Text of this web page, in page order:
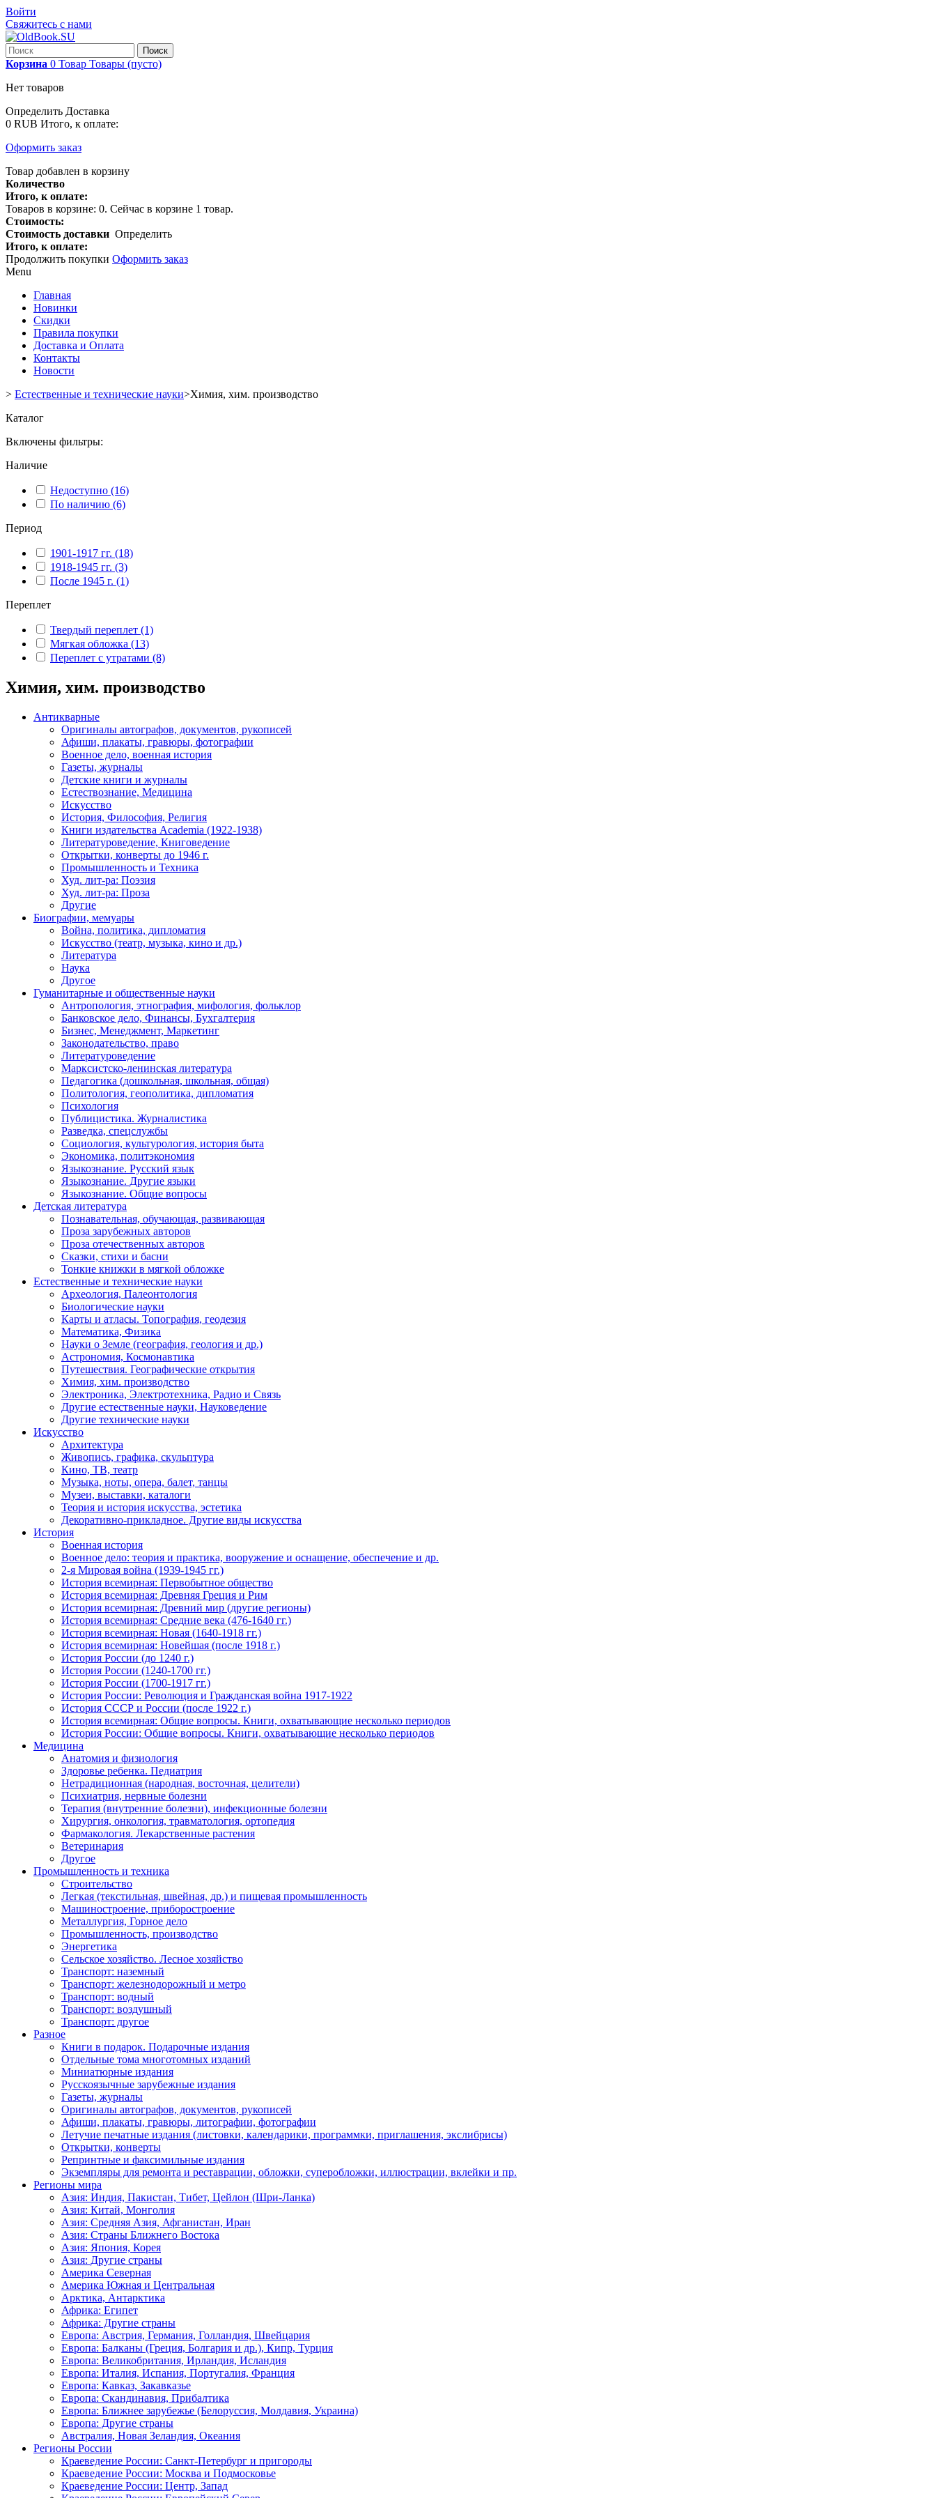
Войти
Свяжитесь с нами
Поиск
Корзина 0 Товар Товары (пусто)
Нет товаров
Определить Доставка
0 RUB Итого, к оплате:
Оформить заказ
Товар добавлен в корзину
Количество
Итого, к оплате:
Товаров в корзине: 0. Сейчас в корзине 1 товар.
Стоимость:
Стоимость доставки Определить
Итого, к оплате:
Продолжить покупки Оформить заказ
Menu
Главная
Новинки
Скидки
Правила покупки
Доставка и Оплата
Контакты
Новости
> Естественные и технические науки>Химия, хим. производство
Каталог
Включены фильтры:
Наличие
Недоступно (16)
По наличию (6)
Период
1901-1917 гг. (18)
1918-1945 гг. (3)
После 1945 г. (1)
Переплет
Твердый переплет (1)
Мягкая обложка (13)
Переплет с утратами (8)
Химия, хим. производство
Антикварные
Оригиналы автографов, документов, рукописей
Афиши, плакаты, гравюры, фотографии
Военное дело, военная история
Газеты, журналы
Детские книги и журналы
Естествознание, Медицина
Искусство
История, Философия, Религия
Книги издательства Academia (1922-1938)
Литературоведение, Книговедение
Открытки, конверты до 1946 г.
Промышленность и Техника
Худ. лит-ра: Поэзия
Худ. лит-ра: Проза
Другие
Биографии, мемуары
Война, политика, дипломатия
Искусство (театр, музыка, кино и др.)
Литература
Наука
Другое
Гуманитарные и общественные науки
Антропология, этнография, мифология, фольклор
Банковское дело, Финансы, Бухгалтерия
Бизнес, Менеджмент, Маркетинг
Законодательство, право
Литературоведение
Марксистско-ленинская литература
Педагогика (дошкольная, школьная, общая)
Политология, геополитика, дипломатия
Психология
Публицистика. Журналистика
Разведка, спецслужбы
Социология, культурология, история быта
Экономика, политэкономия
Языкознание. Русский язык
Языкознание. Другие языки
Языкознание. Общие вопросы
Детская литература
Познавательная, обучающая, развивающая
Проза зарубежных авторов
Проза отечественных авторов
Сказки, стихи и басни
Тонкие книжки в мягкой обложке
Естественные и технические науки
Археология, Палеонтология
Биологические науки
Карты и атласы. Топография, геодезия
Математика, Физика
Науки о Земле (география, геология и др.)
Астрономия, Космонавтика
Путешествия. Географические открытия
Химия, хим. производство
Электроника, Электротехника, Радио и Связь
Другие естественные науки, Науковедение
Другие технические науки
Искусство
Архитектура
Живопись, графика, скульптура
Кино, ТВ, театр
Музыка, ноты, опера, балет, танцы
Музеи, выставки, каталоги
Теория и история искусства, эстетика
Декоративно-прикладное. Другие виды искусства
История
Военная история
Военное дело: теория и практика, вооружение и оснащение, обеспечение и др.
2-я Мировая война (1939-1945 гг.)
История всемирная: Первобытное общество
История всемирная: Древняя Греция и Рим
История всемирная: Древний мир (другие регионы)
История всемирная: Средние века (476-1640 гг.)
История всемирная: Новая (1640-1918 гг.)
История всемирная: Новейшая (после 1918 г.)
История России (до 1240 г.)
История России (1240-1700 гг.)
История России (1700-1917 гг.)
История России: Революция и Гражданская война 1917-1922
История СССР и России (после 1922 г.)
История всемирная: Общие вопросы. Книги, охватывающие несколько периодов
История России: Общие вопросы. Книги, охватывающие несколько периодов
Медицина
Анатомия и физиология
Здоровье ребенка. Педиатрия
Нетрадиционная (народная, восточная, целители)
Психиатрия, нервные болезни
Терапия (внутренние болезни), инфекционные болезни
Хирургия, онкология, травматология, ортопедия
Фармакология. Лекарственные растения
Ветеринария
Другое
Промышленность и техника
Строительство
Легкая (текстильная, швейная, др.) и пищевая промышленность
Машиностроение, приборостроение
Металлургия, Горное дело
Промышленность, производство
Энергетика
Сельское хозяйство. Лесное хозяйство
Транспорт: наземный
Транспорт: железнодорожный и метро
Транспорт: водный
Транспорт: воздушный
Транспорт: другое
Разное
Книги в подарок. Подарочные издания
Отдельные тома многотомных изданий
Миниатюрные издания
Русскоязычные зарубежные издания
Газеты, журналы
Оригиналы автографов, документов, рукописей
Афиши, плакаты, гравюры, литографии, фотографии
Летучие печатные издания (листовки, календарики, программки, приглашения, экслибрисы)
Открытки, конверты
Репринтные и факсимильные издания
Экземпляры для ремонта и реставрации, обложки, суперобложки, иллюстрации, вклейки и пр.
Регионы мира
Азия: Индия, Пакистан, Тибет, Цейлон (Шри-Ланка)
Азия: Китай, Монголия
Азия: Средняя Азия, Афганистан, Иран
Азия: Страны Ближнего Востока
Азия: Япония, Корея
Азия: Другие страны
Америка Северная
Америка Южная и Центральная
Арктика, Антарктика
Африка: Египет
Африка: Другие страны
Европа: Австрия, Германия, Голландия, Швейцария
Европа: Балканы (Греция, Болгария и др.), Кипр, Турция
Европа: Великобритания, Ирландия, Исландия
Европа: Италия, Испания, Португалия, Франция
Европа: Кавказ, Закавказье
Европа: Скандинавия, Прибалтика
Европа: Ближнее зарубежье (Белоруссия, Молдавия, Украина)
Европа: Другие страны
Австралия, Новая Зеландия, Океания
Регионы России
Краеведение России: Санкт-Петербург и пригороды
Краеведение России: Москва и Подмосковье
Краеведение России: Центр, Запад